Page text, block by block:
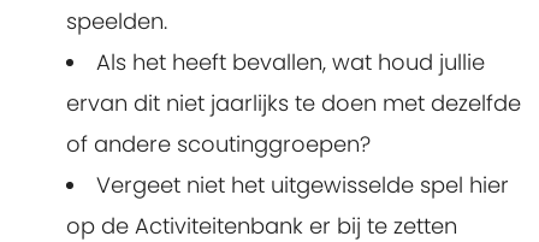
speelden.
Als het heeft bevallen, wat houd jullie
ervan dit niet jaarlijks te doen met dezelfde
of andere scoutinggroepen?
Vergeet niet het uitgewisselde spel hier
op de Activiteitenbank er bij te zetten